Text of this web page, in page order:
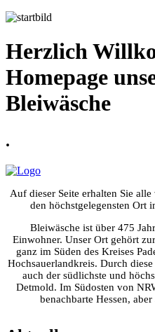
Herzlich
Homepage
Bleiwäsche
.
Auf dieser Seite erhalten Sie
den höchstgelegensten Ort
Bleiwäsche ist über 475
Einwohner. Unser Ort gehört
ganz im Süden des Kreises
Hochsauerlandkreis. Durch
auch der südlichste und
Detmold. Im Südosten von
benachbarte Hessen,